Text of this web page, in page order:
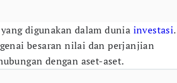
digunakan dalam dunia investasi.
besaran nilai dan perjanjian
dengan aset-aset.